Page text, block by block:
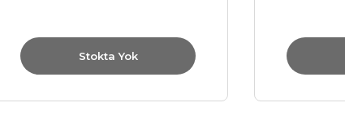
Stokta Yok